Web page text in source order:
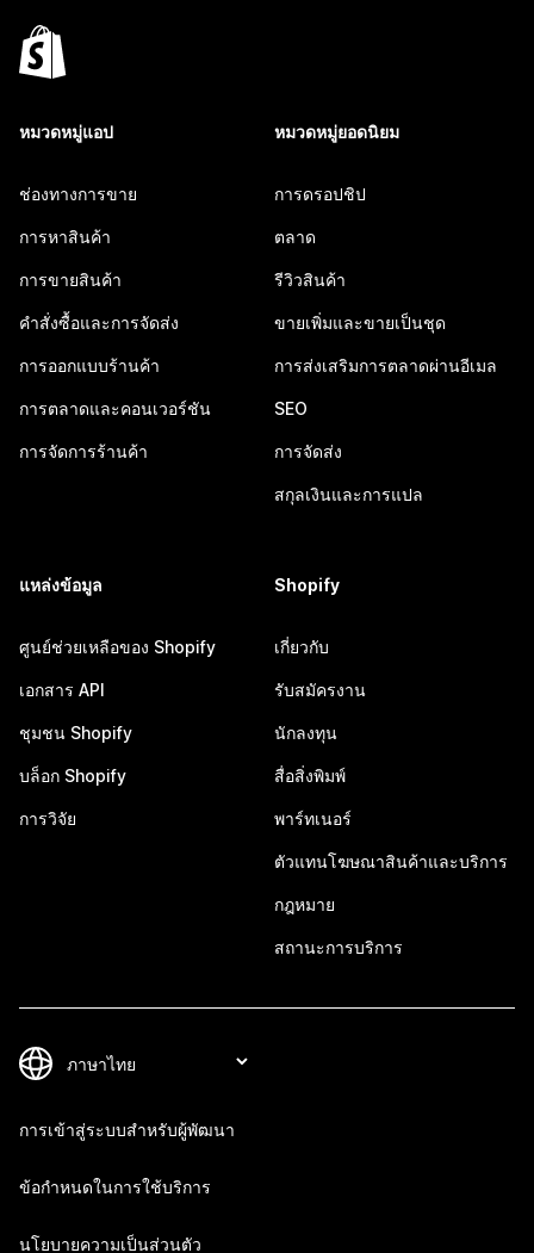
หมวดหมู่แอป
ช่องทางการขาย
การหาสินค้า
การขายสินค้า
คำสั่งซื้อและการจัดส่ง
การออกแบบร้านค้า
การตลาดและคอนเวอร์ชัน
การจัดการร้านค้า
หมวดหมู่ยอดนิยม
การดรอปชิป
ตลาด
รีวิวสินค้า
ขายเพิ่มและขายเป็นชุด
การส่งเสริมการตลาดผ่านอีเมล
SEO
การจัดส่ง
สกุลเงินและการแปล
แหล่งข้อมูล
ศูนย์ช่วยเหลือของ Shopify
เอกสาร API
ชุมชน Shopify
บล็อก Shopify
การวิจัย
Shopify
เกี่ยวกับ
รับสมัครงาน
นักลงทุน
สื่อสิ่งพิมพ์
พาร์ทเนอร์
ตัวแทนโฆษณาสินค้าและบริการ
กฎหมาย
สถานะการบริการ
การเข้าสู่ระบบสำหรับผู้พัฒนา
ข้อกำหนดในการใช้บริการ
นโยบายความเป็นส่วนตัว